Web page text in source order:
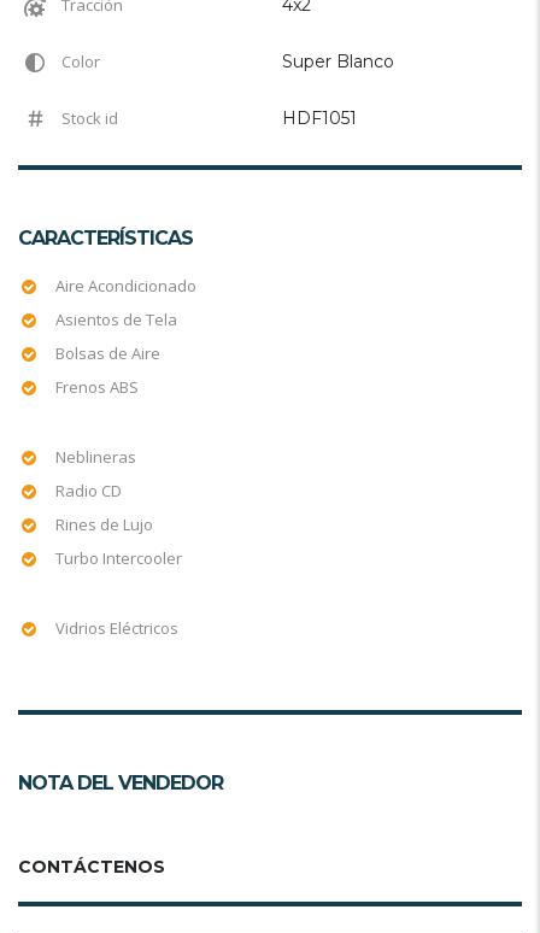
Tracción 4x2
Color Super Blanco
Stock id HDF1051
CARACTERÍSTICAS
Aire Acondicionado
Asientos de Tela
Bolsas de Aire
Frenos ABS
Neblineras
Radio CD
Rines de Lujo
Turbo Intercooler
Vidrios Eléctricos
NOTA DEL VENDEDOR
CONTÁCTENOS